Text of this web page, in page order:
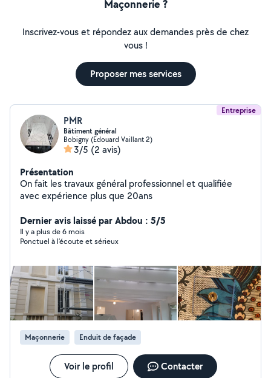
Maçonnerie ?
Inscrivez-vous et répondez aux demandes près de chez
vous !
Proposer mes services
Entreprise
PMR
Bâtiment général
Bobigny (Edouard Vaillant 2)
3/5 (2 avis)
Présentation
On fait les travaux général professionnel et qualifiée
avec expérience plus que 20ans
Dernier avis laissé par Abdou : 5/5
Il y a plus de 6 mois
Ponctuel à l’écoute et sérieux
Maçonnerie Enduit de façade
Voir le profil Contacter